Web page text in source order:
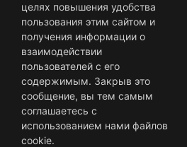
целях повышения удобства
пользования этим сайтом и
получения информации о
взаимодействии
пользователей с его
содержимым. Закрыв это
сообщение, вы тем самым
соглашаетесь с
использованием нами файлов
cookie.